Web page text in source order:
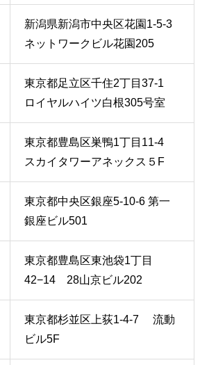
新潟県新潟市中央区花園1-5-3
ネットワークビル花園205
東京都足立区千住2丁目37-1
ロイヤルハイツ白根305号室
東京都豊島区巣鴨1丁目11-4
スカイタワーアネックス５F
東京都中央区銀座5-10-6 第一
銀座ビル501
東京都豊島区東池袋1丁目
42−14 28山京ビル202
東京都杉並区上荻1-4-7 流動
ビル5F